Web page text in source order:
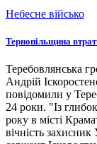
Небесне військо
Тернопільщина
Теребовлянська
Андрій
повідомили у
24 роки. "Із
року в місті
вічність